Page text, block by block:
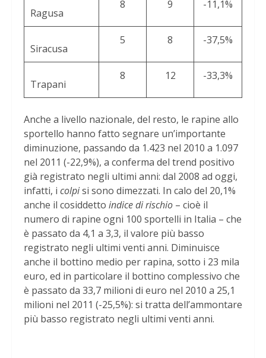
Ragusa
8 9 -11,1%
Siracusa
5 8 -37,5%
Trapani
8 12 -33,3%
Anche a livello nazionale, del resto, le rapine allo
sportello hanno fatto segnare un’importante
diminuzione, passando da 1.423 nel 2010 a 1.097
nel 2011 (-22,9%), a conferma del trend positivo
già registrato negli ultimi anni: dal 2008 ad oggi,
infatti, i colpisi sono dimezzati. In calo del 20,1%
anche il cosiddetto indice di rischio – cioè il
numero di rapine ogni 100 sportelli in Italia – che
è passato da 4,1 a 3,3, il valore più basso
registrato negli ultimi venti anni. Diminuisce
anche il bottino medio per rapina, sotto i 23 mila
euro, ed in particolare il bottino complessivo che
è passato da 33,7 milioni di euro nel 2010 a 25,1
milioni nel 2011 (-25,5%): si tratta dell’ammontare
più basso registrato negli ultimi venti anni.